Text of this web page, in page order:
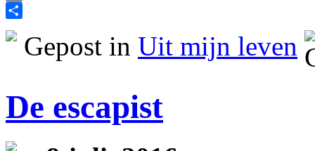
Print
Gepost in Uit mijn leven
De escapist